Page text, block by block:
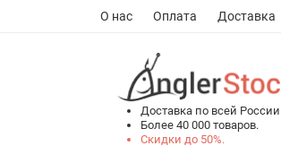
О нас Оплата Доставка
Доставка по всей России.
Более 40 000 товаров.
Скидки до 50%.